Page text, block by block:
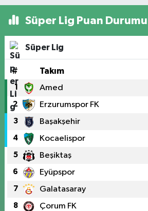
Süper Lig Puan Durumu
Süper Lig
# Takım
1 Amed
2 Erzurumspor FK
3 Başakşehir
4 Kocaelispor
5 Beşiktaş
6 Eyüpspor
7 Galatasaray
8 Çorum FK